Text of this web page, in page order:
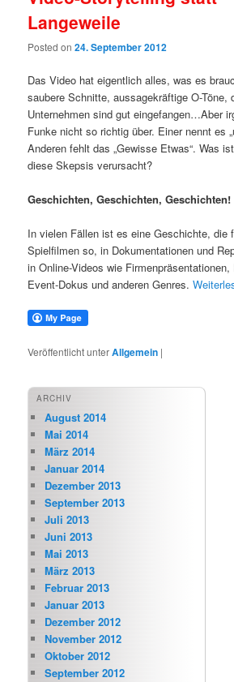
Langeweile
Posted on24. September 2012
Das Video hat eigentlich alles, was es
saubere Schnitte, aussagekräftige O-Töne,
Unternehmen sind gut eingefangen…Aber
Funke nicht so richtig über. Einer nennt es
Anderen fehlt das „Gewisse Etwas“. Was
diese Skepsis verursacht?
Geschichten, Geschichten, Geschichten!
In vielen Fällen ist es eine Geschichte, die
Spielfilmen so, in Dokumentationen und
in Online-Videos wie
Event-Dokus und anderen Genres.
Veröffentlicht unterAllgemein |
ARCHIV
August 2014
Mai 2014
März 2014
Januar 2014
Dezember 2013
September 2013
Juli 2013
Juni 2013
Mai 2013
März 2013
Februar 2013
Januar 2013
Dezember 2012
November 2012
Oktober 2012
September 2012